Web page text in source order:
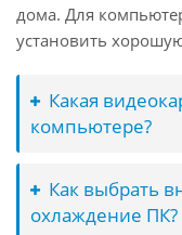
дома. Для
установить
Какая
компьютере?
Как выбрать
охлаждение ПК?